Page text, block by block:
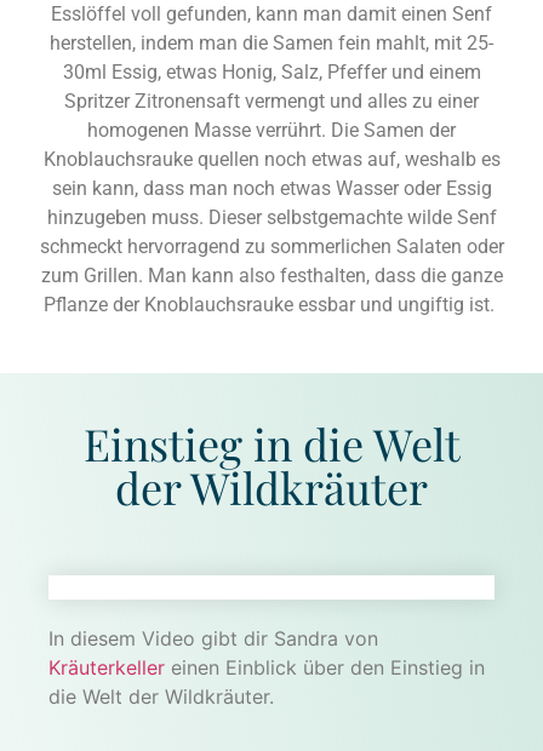
Esslöffel voll gefunden, kann man damit einen Senf
herstellen, indem man die Samen fein mahlt, mit 25-
30ml Essig, etwas Honig, Salz, Pfeffer und einem
Spritzer Zitronensaft vermengt und alles zu einer
homogenen Masse verrührt. Die Samen der
Knoblauchsrauke quellen noch etwas auf, weshalb es
sein kann, dass man noch etwas Wasser oder Essig
hinzugeben muss. Dieser selbstgemachte wilde Senf
schmeckt hervorragend zu sommerlichen Salaten oder
zum Grillen. Man kann also festhalten, dass die ganze
Pflanze der Knoblauchsrauke essbar und ungiftig ist.
Einstieg in die Welt
der Wildkräuter
In diesem Video gibt dir Sandra von
Kräuterkeller einen Einblick über den Einstieg in
die Welt der Wildkräuter.